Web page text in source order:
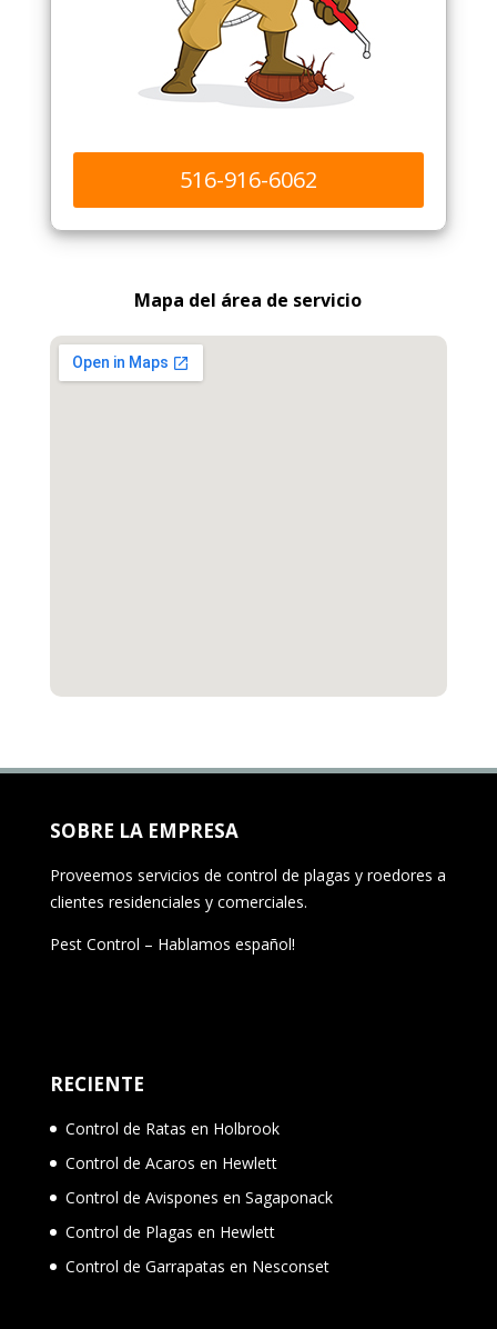
516-916-6062
Mapa del área de servicio
SOBRE LA EMPRESA
Proveemos servicios de control de plagas y roedores a
clientes residenciales y comerciales.
Pest Control – Hablamos español!
RECIENTE
Control de Ratas en Holbrook
Control de Acaros en Hewlett
Control de Avispones en Sagaponack
Control de Plagas en Hewlett
Control de Garrapatas en Nesconset